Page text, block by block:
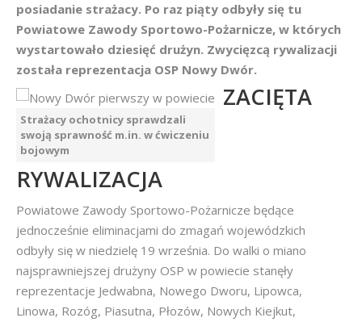
posiadanie strażacy. Po raz piąty odbyły się tu
Powiatowe Zawody Sportowo-Pożarnicze, w których
wystartowało dziesięć drużyn. Zwycięzcą rywalizacji
została reprezentacja OSP Nowy Dwór.
Strażacy ochotnicy sprawdzali
swoją sprawność m.in. w ćwiczeniu
bojowym
ZACIĘTA
RYWALIZACJA
Powiatowe Zawody Sportowo-Pożarnicze będące
jednocześnie eliminacjami do zmagań wojewódzkich
odbyły się w niedzielę 19 września. Do walki o miano
najsprawniejszej drużyny OSP w powiecie stanęły
reprezentacje Jedwabna, Nowego Dworu, Lipowca,
Linowa, Rozóg, Piasutna, Płozów, Nowych Kiejkut,